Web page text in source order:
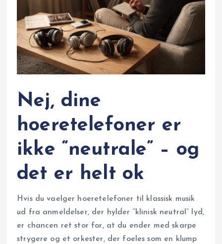
Nej, dine
hoeretelefoner er
ikke “neutrale” – og
det er helt ok
Hvis du vaelger hoeretelefoner til klassisk musik
ud fra anmeldelser, der hylder “klinisk neutral” lyd,
er chancen ret stor for, at du ender med skarpe
strygere og et orkester, der foeles som en klump